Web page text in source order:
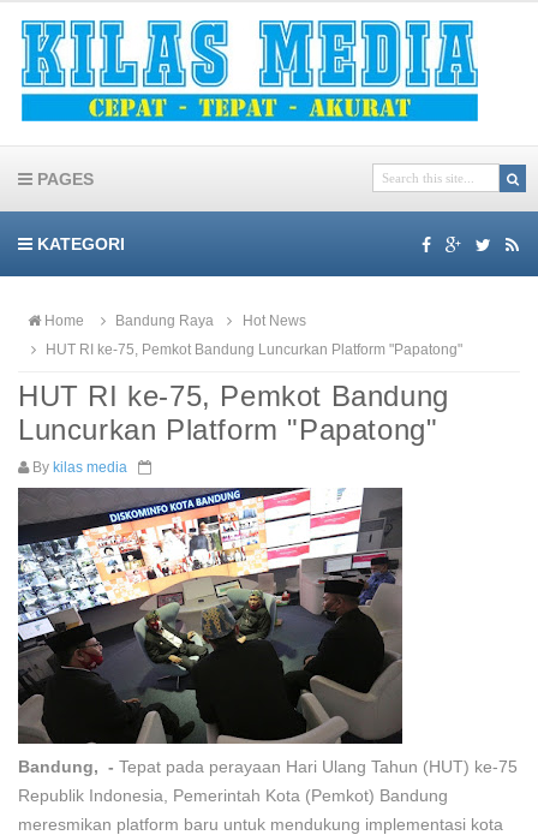
PAGES
KATEGORI
Home Bandung Raya
Hot News
HUT RI ke-75, Pemkot Bandung Luncurkan Platform "Papatong"
HUT RI ke-75, Pemkot Bandung
Luncurkan Platform "Papatong"
By kilas media
Bandung, - Tepat pada perayaan Hari Ulang Tahun (HUT) ke-75
Republik Indonesia, Pemerintah Kota (Pemkot) Bandung
meresmikan platform baru untuk mendukung implementasi kota